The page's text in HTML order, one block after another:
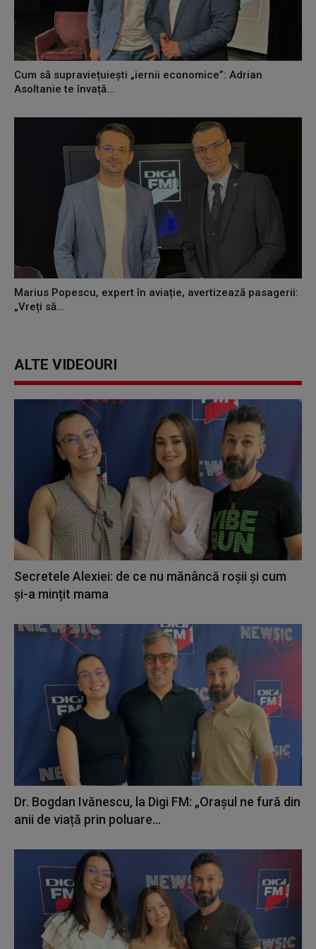
Cum să supraviețuiești „iernii economice”: Adrian
Asoltanie te învață...
Marius Popescu, expert în aviație, avertizează pasagerii:
„Vreți să...
ALTE VIDEOURI
Secretele Alexiei: de ce nu mănâncă roșii și cum
și-a mințit mama
Dr. Bogdan Ivănescu, la Digi FM: „Orașul ne fură din
anii de viață prin poluare...